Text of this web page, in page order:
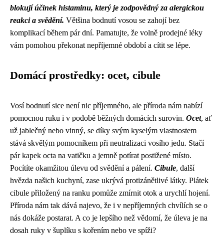
blokují účinek histaminu, který je zodpovědný za alergickou
reakci a svědění. Většina bodnutí vosou se zahojí bez
komplikací během pár dní. Pamatujte, že volně prodejné léky
vám pomohou překonat nepříjemné období a cítit se lépe.
Domácí prostředky: ocet, cibule
Vosí bodnutí sice není nic příjemného, ale příroda nám nabízí
pomocnou ruku i v podobě běžných domácích surovin. Ocet, ať
už jablečný nebo vinný, se díky svým kyselým vlastnostem
stává skvělým pomocníkem při neutralizaci vosího jedu. Stačí
pár kapek octa na vatičku a jemně potírat postižené místo.
Pocítíte okamžitou úlevu od svědění a pálení. Cibule, další
hvězda našich kuchyní, zase ukrývá protizánětlivé látky. Plátek
cibule přiložený na ranku pomůže zmírnit otok a urychlí hojení.
Příroda nám tak dává najevo, že i v nepříjemných chvílích se o
nás dokáže postarat. A co je lepšího než vědomí, že úleva je na
dosah ruky v šuplíku s kořením nebo ve spíži?